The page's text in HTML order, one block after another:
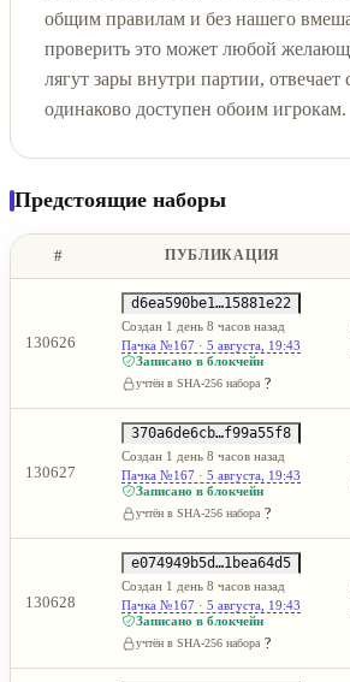
общим правилам и без нашего
проверить это может любой
лягут зары внутри партии,
одинаково доступен обоим игрокам.
Предстоящие наборы
# ПУБЛИКАЦИЯ
130626
d6ea590be1…15881e22
Создан 1 день 8 часов назад
Пачка №167 · 5 августа, 19:43
Записано в блокчейн
учтён в SHA-256 набора ?
130627
370a6de6cb…f99a55f8
Создан 1 день 8 часов назад
Пачка №167 · 5 августа, 19:43
Записано в блокчейн
учтён в SHA-256 набора ?
130628
e074949b5d…1bea64d5
Создан 1 день 8 часов назад
Пачка №167 · 5 августа, 19:43
Записано в блокчейн
учтён в SHA-256 набора ?